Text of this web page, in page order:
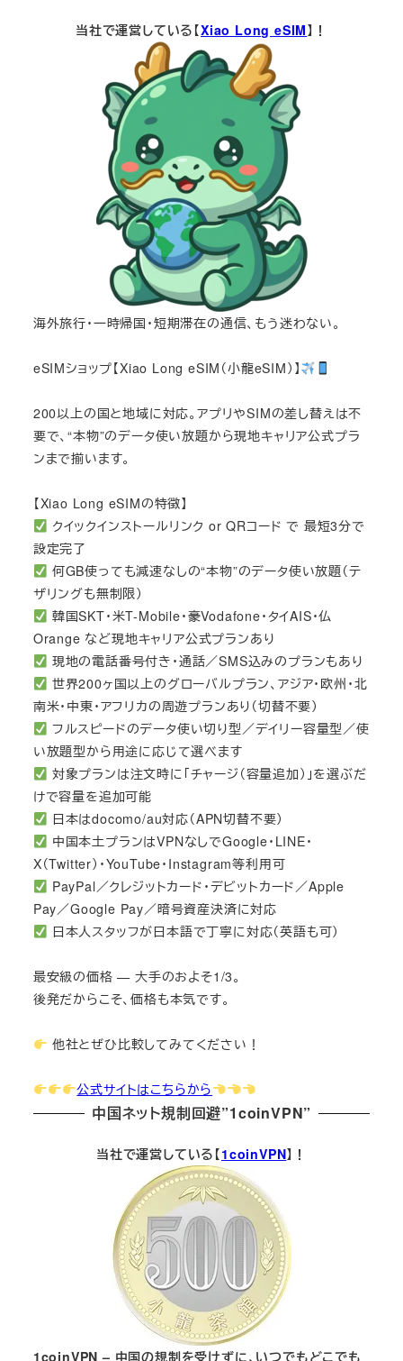
当社で運営している【Xiao Long eSIM】！
海外旅行・一時帰国・短期滞在の通信、もう迷わない。
eSIMショップ【Xiao Long eSIM（小龍eSIM）】
200以上の国と地域に対応。アプリやSIMの差し替えは不
要で、“本物”のデータ使い放題から現地キャリア公式プラ
ンまで揃います。
【Xiao Long eSIMの特徴】
クイックインストールリンク or QRコード で 最短3分で
設定完了
何GB使っても減速なしの“本物”のデータ使い放題（テ
ザリングも無制限）
韓国SKT・米T-Mobile・豪Vodafone・タイAIS・仏
Orange など現地キャリア公式プランあり
現地の電話番号付き・通話／SMS込みのプランもあり
世界200ヶ国以上のグローバルプラン、アジア・欧州・北
南米・中東・アフリカの周遊プランあり（切替不要）
フルスピードのデータ使い切り型／デイリー容量型／使
い放題型から用途に応じて選べます
対象プランは注文時に「チャージ（容量追加）」を選ぶだ
けで容量を追加可能
日本はdocomo/au対応（APN切替不要）
中国本土プランはVPNなしでGoogle・LINE・
X（Twitter）・YouTube・Instagram等利用可
PayPal／クレジットカード・デビットカード／Apple
Pay／Google Pay／暗号資産決済に対応
日本人スタッフが日本語で丁寧に対応（英語も可）
最安級の価格 — 大手のおよそ1/3。
後発だからこそ、価格も本気です。
他社とぜひ比較してみてください！
公式サイトはこちらから
中国ネット規制回避”1coinVPN”
当社で運営している【1coinVPN】！
1coinVPN – 中国の規制を受けずに、いつでもどこでも